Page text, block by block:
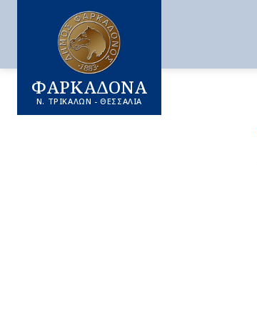
ΦΑΡΚΑΔΟΝΑ
Ν. ΤΡΙΚΑΛΩΝ - ΘΕΣΣΑΛΙΑ